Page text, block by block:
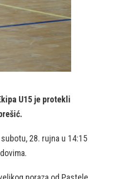
U15 je protekli
28. rujna u 14:15